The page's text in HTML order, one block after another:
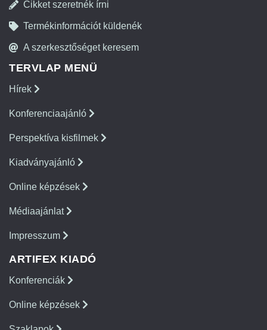
Cikket szeretnék írni
Termékinformációt küldenék
A szerkesztőséget keresem
TERVLAP MENÜ
Hírek
Konferenciaajánló
Perspektíva kisfilmek
Kiadványajánló
Online képzések
Médiaajánlat
Impresszum
ARTIFEX KIADÓ
Konferenciák
Online képzések